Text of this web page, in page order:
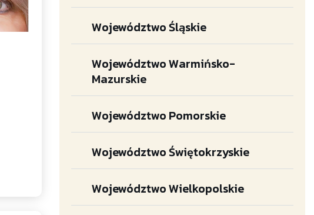
Województwo Śląskie
Województwo Warmińsko-
Mazurskie
Województwo Pomorskie
Województwo Świętokrzyskie
Województwo Wielkopolskie